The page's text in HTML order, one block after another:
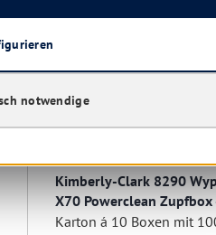
Kimberly-Clark 8290
X70 Powerclean Zupfbox
Reinigungstücher
notwendige